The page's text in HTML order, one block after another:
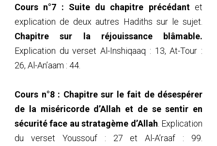
76 (76) Explication du livre Al-Kabaa-ir_2017_03_18
77 (77) Explication du livre Al-Kabaa-ir_2017_03_19
78
(78) Explication du livre Al-Kabaa-ir_2017_03_25
79
(79) Explication du livre Al-Kabaa-ir_2017_03_26
80
(80) Explication du livre Al-Kabaa-ir_2017_04_01
81 (81) Explication du livre Al-Kabaa-ir_2017_04_02
83
(83) Explication du livre Al-Kabaa-ir_2017_04_09
(84) Explication du livre Al-Kabaa-ir_2017_04_15
85 (85) Explication du livre Al-Kabaa-ir_2017_04_16
86 (86) Explication du livre Al-Kabaa-ir_2017_04_22
87
(87) Explication du livre Al-Kabaa-ir_2017_04_23
Cours n°7 : Suite du chapitre précédantet
explication de deux autres Hadiths sur le sujet.
Chapitre sur la réjouissance blâmable.
Explication du verset Al-Inshiqaaq : 13, At-Tour :
26, Al-An’aam : 44.
Cours n°8 : Chapitre sur le fait de désespérer
de la miséricorde d’Allah et de se sentir en
sécurité face au stratagème d’Allah . Explication
du verset Youssouf : 27 et Al-A’raaf : 99.